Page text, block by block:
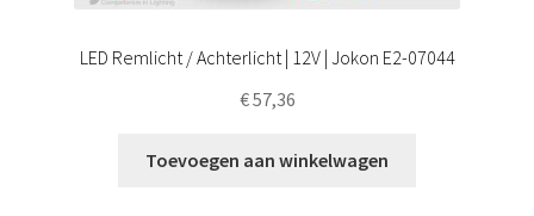
LED Remlicht / Achterlicht | 12V | Jokon E2-07044
€57,36
Toevoegen aan winkelwagen